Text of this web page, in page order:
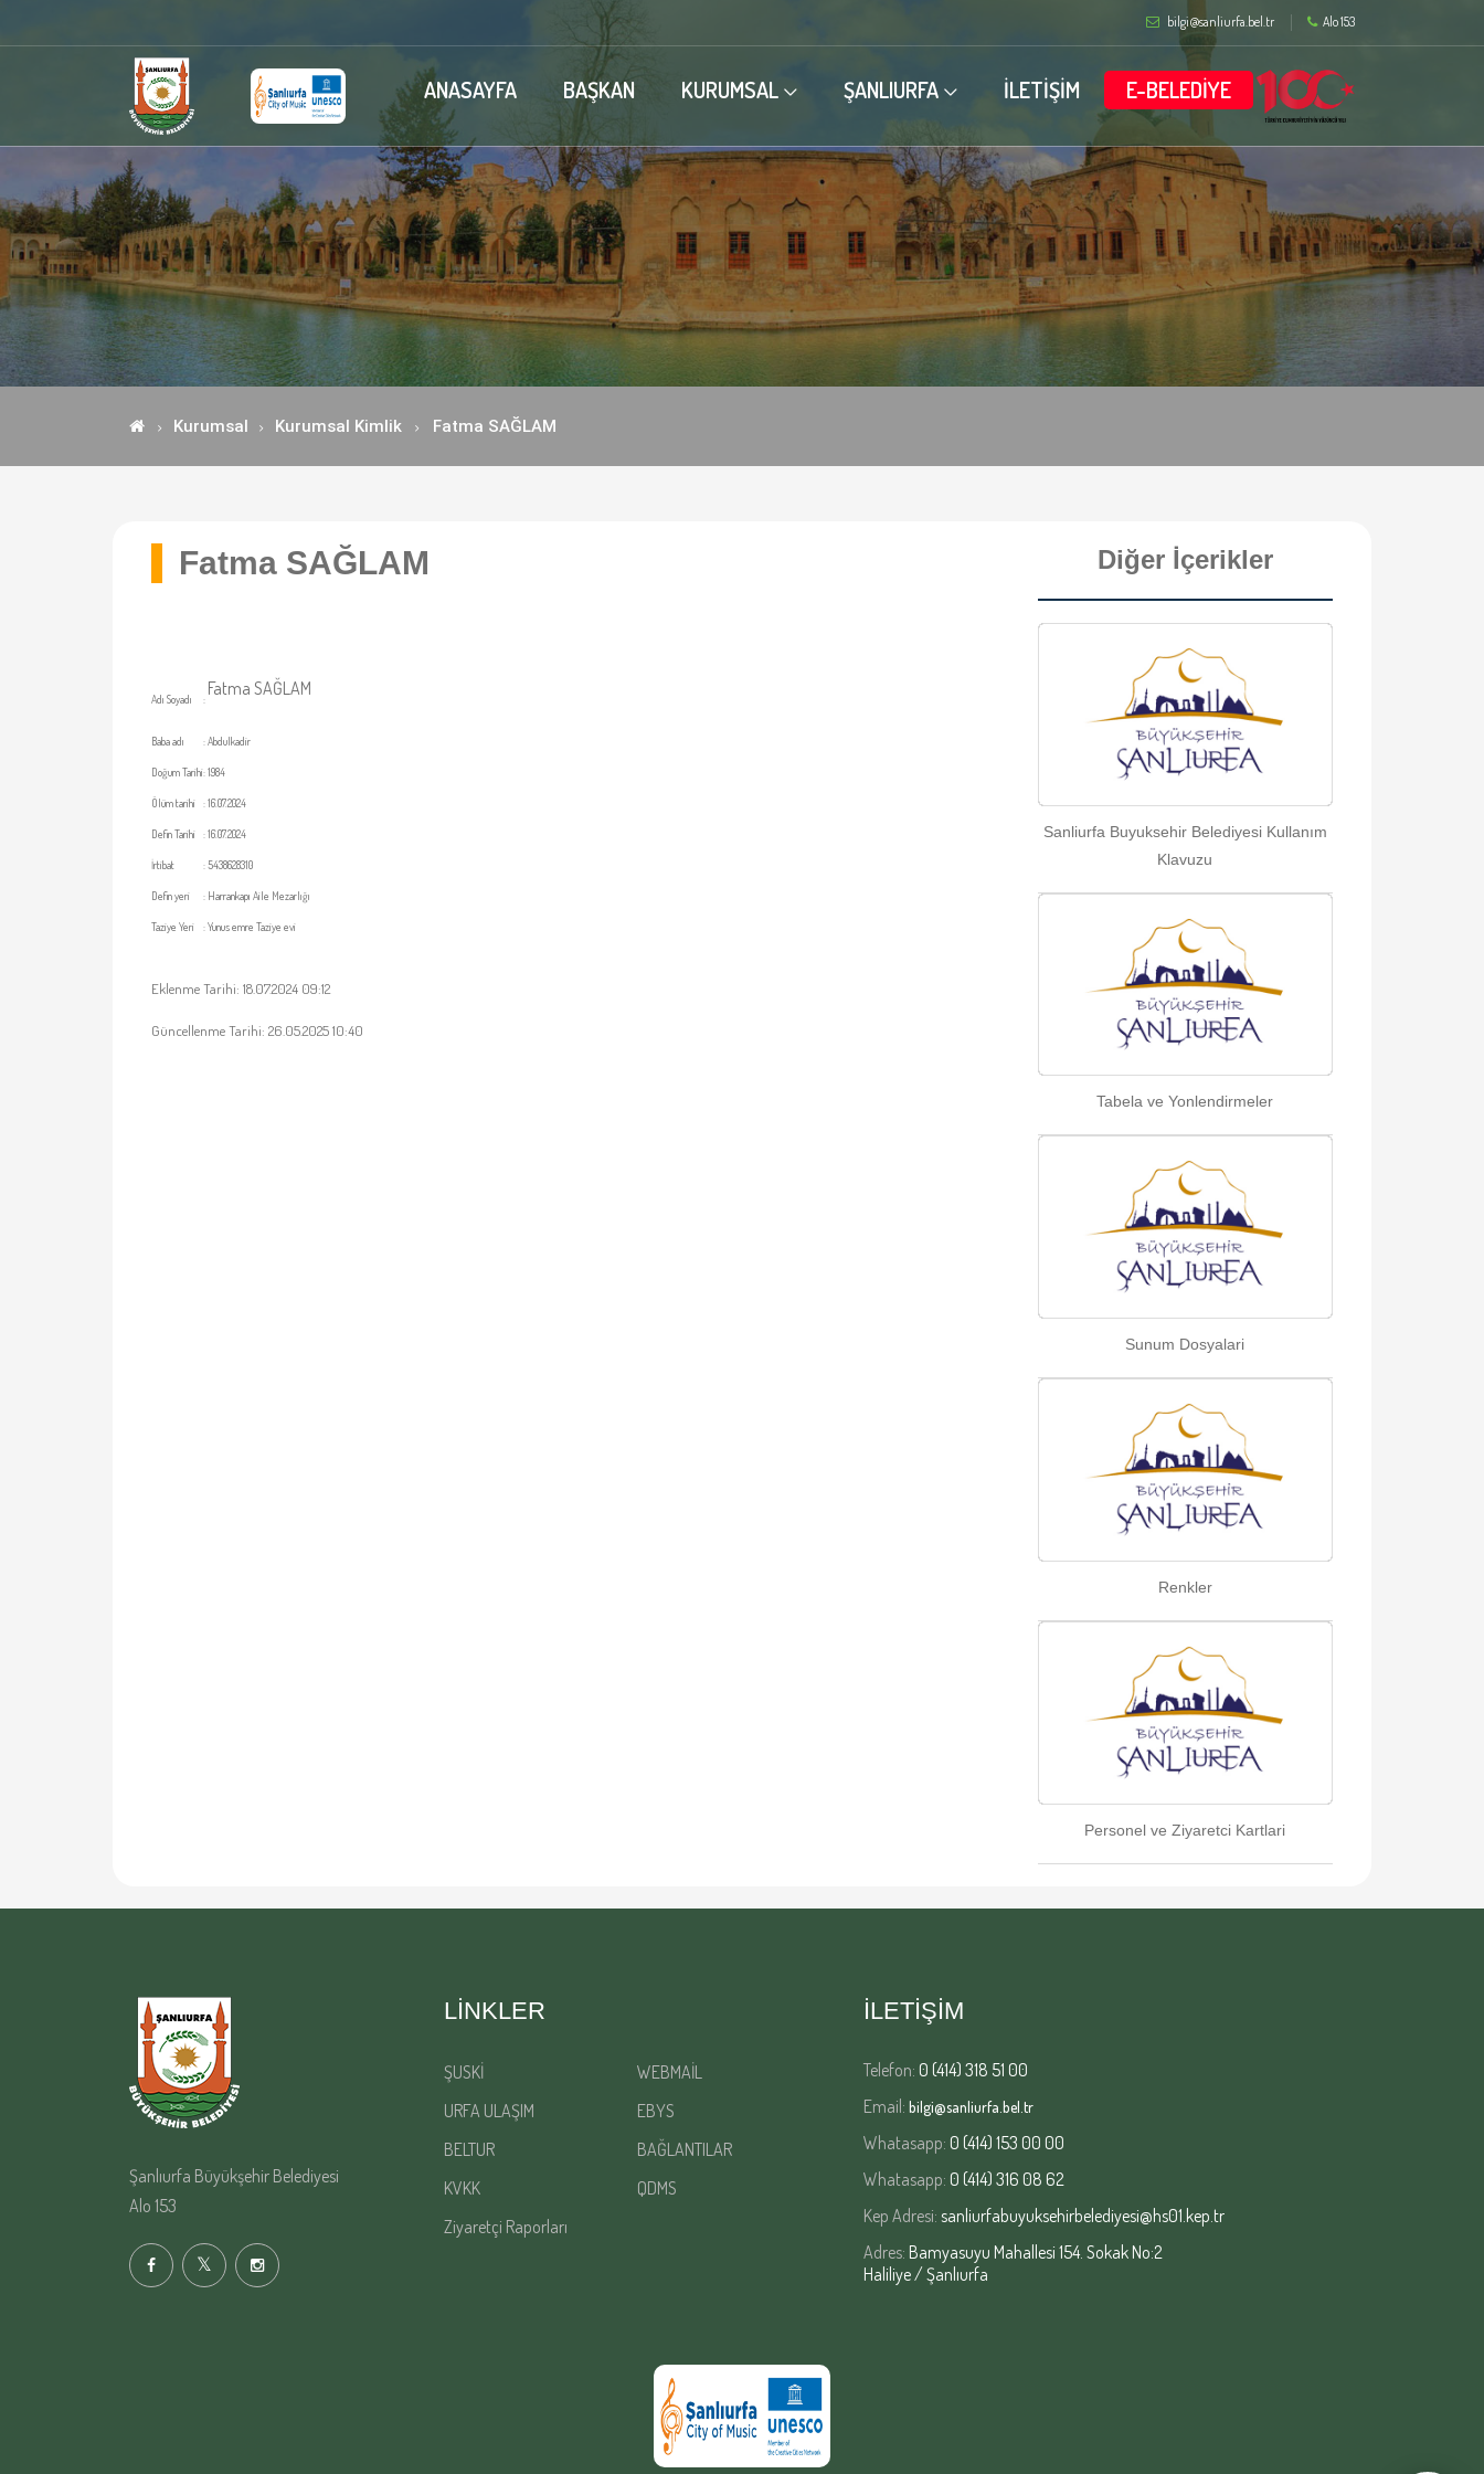
bilgi@sanliurfa.bel.tr Alo 153
ANASAYFA BAŞKAN KURUMSAL ŞANLIURFA İLETİŞİM E-BELEDİYE
Kurumsal Kurumsal Kimlik Fatma SAĞLAM
Fatma SAĞLAM
Adı Soyadı : Fatma SAĞLAM
Baba adı :Abdulkadir
Doğum Tarihi:1984
Ölüm tarihi :16.07.2024
Defin Tarihi :16.07.2024
İrtibat :5438628310
Defin yeri : Harrankapı Aile Mezarlığı
Taziye Yeri :Yunus emre Taziye evi
Eklenme Tarihi: 18.07.2024 09:12
Güncellenme Tarihi: 26.05.2025 10:40
Diğer İçerikler
Sanliurfa Buyuksehir Belediyesi Kullanım
Klavuzu
Tabela ve Yonlendirmeler
Sunum Dosyalari
Renkler
Personel ve Ziyaretci Kartlari
Şanlıurfa Büyükşehir Belediyesi
Alo 153
LINKLER
ŞUSKİ
WEBMAİL
URFA ULAŞIM
EBYS
BELTUR
BAĞLANTILAR
KVKK
QDMS
Ziyaretçi Raporları
İLETİŞİM
Telefon: 0 (414) 318 51 00
Email: bilgi@sanliurfa.bel.tr
Whatasapp: 0 (414) 153 00 00
Whatasapp: 0 (414) 316 08 62
Kep Adresi: sanliurfabuyuksehirbelediyesi@hs01.kep.tr
Adres: Bamyasuyu Mahallesi 154. Sokak No:2
Haliliye / Şanlıurfa